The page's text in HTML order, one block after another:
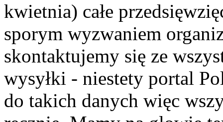
kwietnia) całe
sporym wyzwaniem
skontaktujemy się ze
wysyłki - niestety portal
do takich danych więc